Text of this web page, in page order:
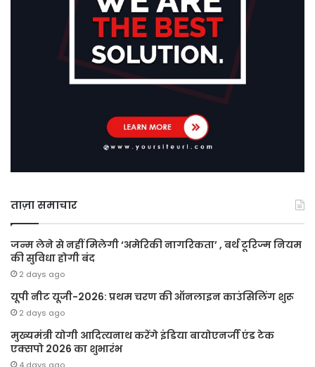
ताज़ा समाचार
जन्म लेने से नहीं मिलेगी ‘अमेरिकी नागरिकता’ , बर्थ टूरिज्म नियम
की सुविधा होगी बंद
2 days ago
यूपी नीट यूजी-2026: प्रथम चरण की ऑनलाइन काउंसिलिंग शुरू
2 days ago
मुख्यमंत्री योगी आदित्यनाथ करेंगे इंडिया बायोएनर्जी एंड टेक
एक्सपो 2026 का शुभारंभ